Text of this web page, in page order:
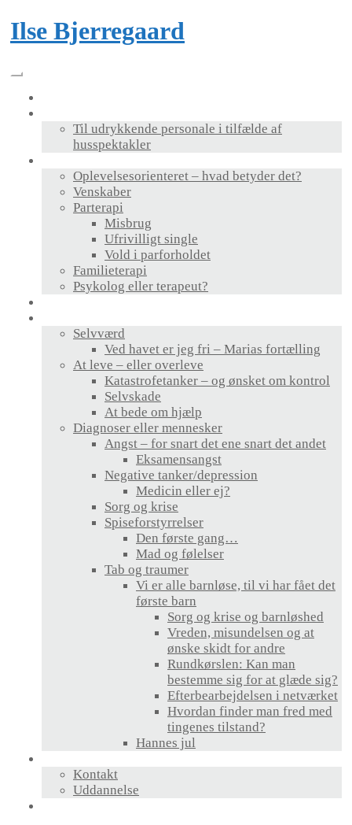
Skip
to
Ilse Bjerregaard
Til udrykkende personale i tilfælde af
husspektakler
Oplevelsesorienteret – hvad betyder det?
Venskaber
Parterapi
Misbrug
Ufrivilligt single
Vold i parforholdet
Familieterapi
Psykolog eller terapeut?
Selvværd
Ved havet er jeg fri – Marias fortælling
At leve – eller overleve
Katastrofetanker – og ønsket om kontrol
Selvskade
At bede om hjælp
Diagnoser eller mennesker
Angst – for snart det ene snart det andet
Eksamensangst
Negative tanker/depression
Medicin eller ej?
Sorg og krise
Spiseforstyrrelser
Den første gang…
Mad og følelser
Tab og traumer
Vi er alle barnløse, til vi har fået det
første barn
Sorg og krise og barnløshed
Vreden, misundelsen og at
ønske skidt for andre
Rundkørslen: Kan man
bestemme sig for at glæde sig?
Efterbearbejdelsen i netværket
Hvordan finder man fred med
tingenes tilstand?
Hannes jul
Kontakt
Uddannelse